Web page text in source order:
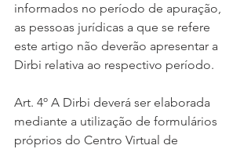
informados no período de apuração,
as pessoas jurídicas a que se refere
este artigo não deverão apresentar a
Dirbi relativa ao respectivo período.
Art. 4º A Dirbi deverá ser elaborada
mediante a utilização de formulários
próprios do Centro Virtual de